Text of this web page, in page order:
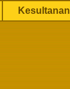
Kesultanan